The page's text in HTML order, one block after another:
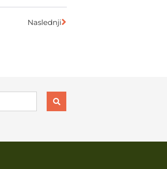
Naslednji